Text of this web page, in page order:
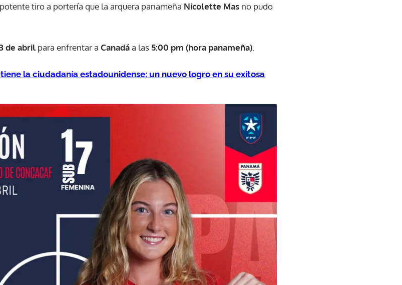
ACEPTAR
tiro a portería que la arquera panameña Nicolette Mas no pudo
de abril para enfrentar a Canadáa las 5:00 pm (hora panameña)
la ciudadanía estadounidense: un nuevo logro en su exitosa